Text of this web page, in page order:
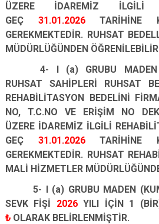
ÜZERE İDAREMİZ İLGİLİ
GEÇ 31.01.2026 TARİHİNE
GEREKMEKTEDİR. RUHSAT
MÜDÜRLÜĞÜNDEN
4- I (a) GRUBU MADEN
RUHSAT SAHİPLERİ RUHSAT
REHABİLİTASYON BEDELİNİ
NO, T.C.NO VE ERİŞİM NO
ÜZERE İDAREMİZ İLGİLİ
GEÇ 31.01.2026 TARİHİNE
GEREKMEKTEDİR. RUHSAT
MALİ HİZMETLER
5- I (a) GRUBU MADEN
SEVK FİŞİ 2026YILI İÇİN 1
₺ OLARAK BELİRLENMİŞTİR.